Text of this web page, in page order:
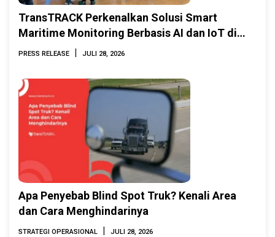
TransTRACK Perkenalkan Solusi Smart
Maritime Monitoring Berbasis AI dan IoT di
INAMARINE 2026
PRESS RELEASE | JULI 28, 2026
Apa Penyebab Blind Spot Truk? Kenali Area
dan Cara Menghindarinya
STRATEGI OPERASIONAL | JULI 28, 2026